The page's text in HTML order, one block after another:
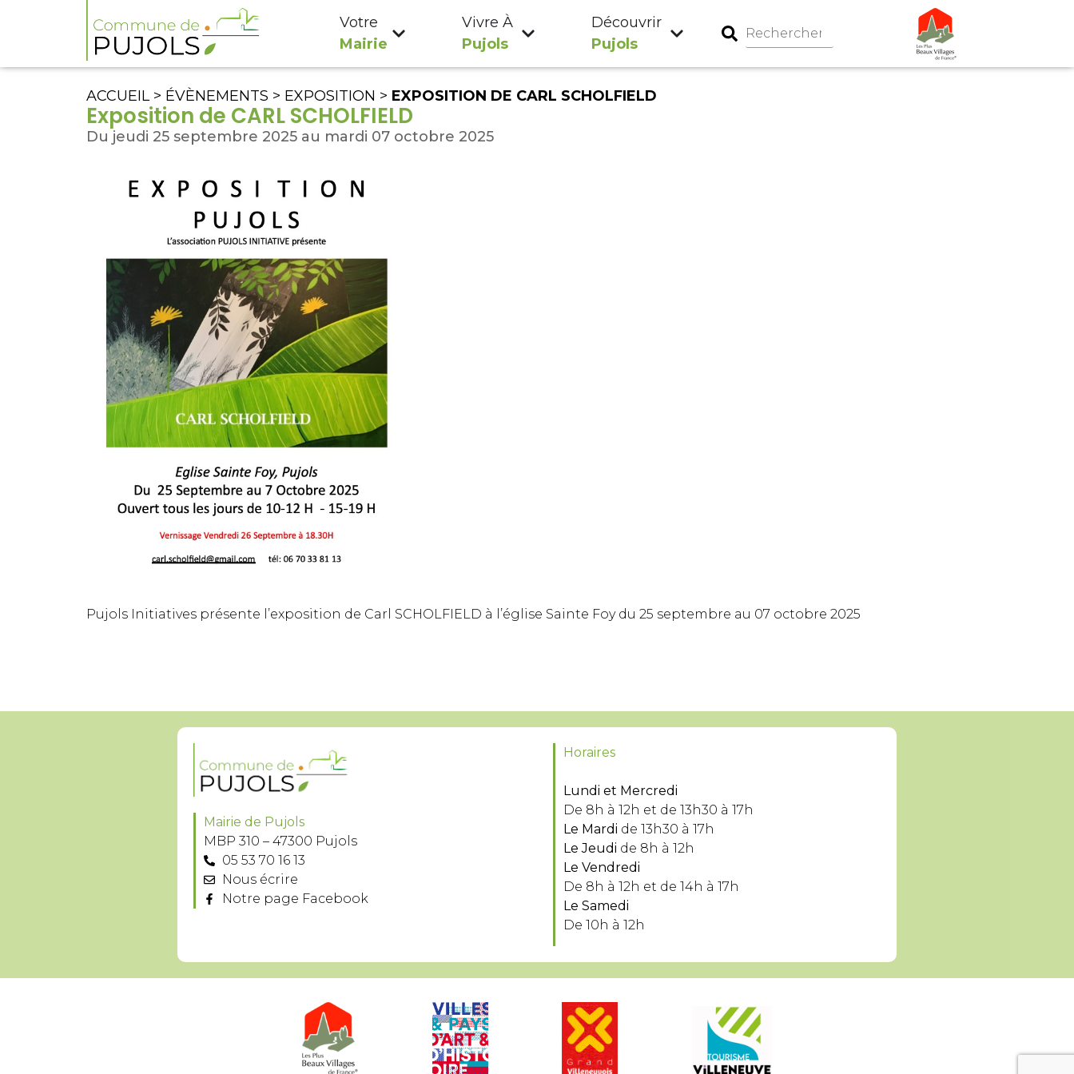
Votre
Mairie
Vivre À
Pujols
Découvrir
Pujols
ACCUEIL> ÉVÈNEMENTS > EXPOSITION > EXPOSITION DE CARL SCHOLFIELD
Exposition de CARL SCHOLFIELD
Du jeudi 25 septembre 2025 au mardi 07 octobre 2025
Pujols Initiatives présente l’exposition de Carl SCHOLFIELD à l’église Sainte Foy du 25 septembre au 07 octobre 2025
Mairie de Pujols
MBP 310 – 47300 Pujols
05 53 70 16 13
Nous écrire
Notre page Facebook
Horaires
Lundi et Mercredi
De 8h à 12h et de 13h30 à 17h
Le Mardi de 13h30 à 17h
Le Jeudi de 8h à 12h
Le Vendredi
De 8h à 12h et de 14h à 17h
Le Samedi
De 10h à 12h